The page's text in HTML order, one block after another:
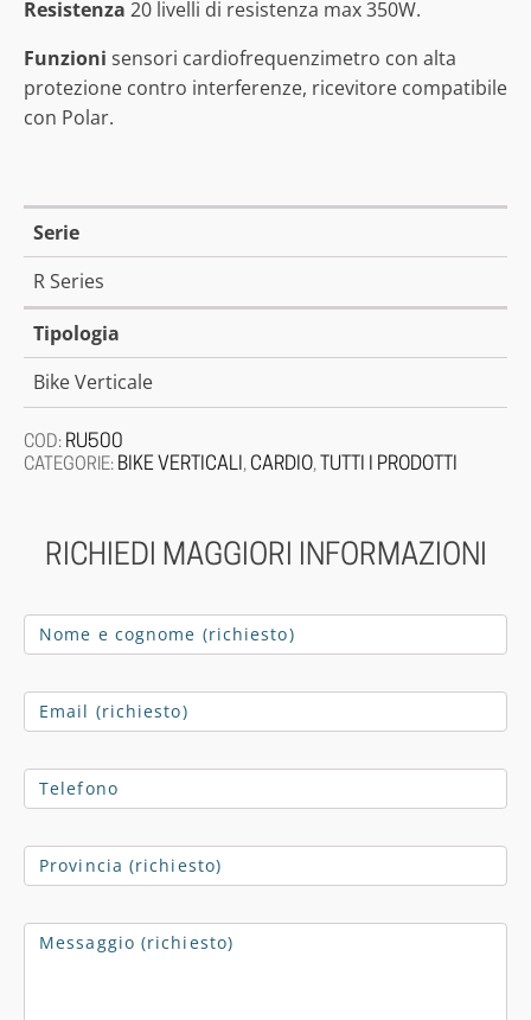
Resistenza 20 livelli di resistenza max 350W.
Funzioni sensori cardiofrequenzimetro con alta
protezione contro interferenze, ricevitore compatibile
con Polar.
Serie
R Series
Tipologia
Bike Verticale
COD: RU500
CATEGORIE: BIKE VERTICALI , CARDIO, TUTTI I PRODOTTI
RICHIEDI MAGGIORI INFORMAZIONI